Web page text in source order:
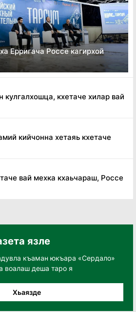
Ерригача Россе кагирхой
кулгалхошца, кхетаче хилар вай
кийчонна хетаяь кхетаче
вай мехка кхаьчараш, Россе
язле
къаман юкъара «Сердало»
воалаш деша таро я
Хьаязде